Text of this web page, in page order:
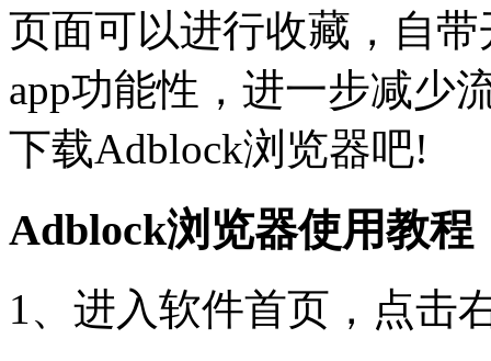
页面可以进行收藏，自
app功能性，进一步减少
下载Adblock浏览器吧!
Adblock浏览器使用教程
1、进入软件首页，点击